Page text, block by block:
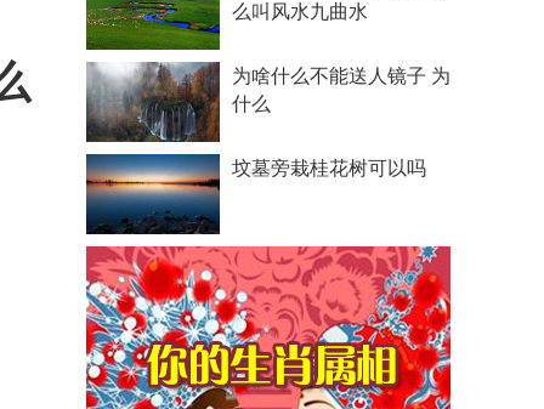
么叫风水九曲水
为啥什么不能送人镜子 为
什么
坟墓旁栽桂花树可以吗